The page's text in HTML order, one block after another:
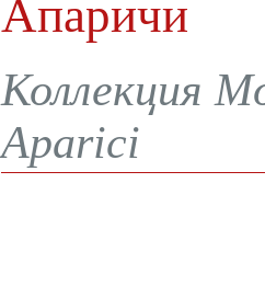
Апаричи
Коллекция
Aparici